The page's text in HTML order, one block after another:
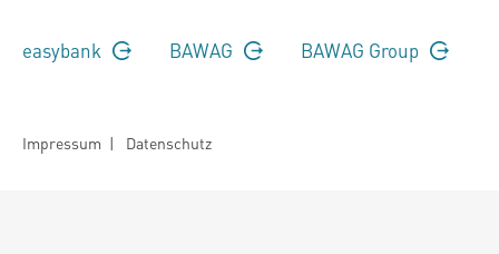
easybank BAWAG BAWAG Group
Impressum | Datenschutz